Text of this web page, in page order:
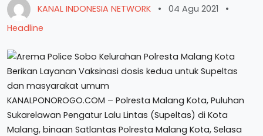
KANAL INDONESIA NETWORK • 04 Agu 2021
•
Headline
KANALPONOROGO.COM – Polresta Malang Kota, Puluhan
Sukarelawan Pengatur Lalu Lintas (Supeltas) di Kota
Malang, binaan Satlantas Polresta Malang Kota, Selasa